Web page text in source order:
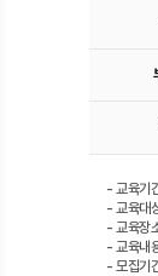
- 교육기
- 교육대
- 교육장
- 교육내
- 모집